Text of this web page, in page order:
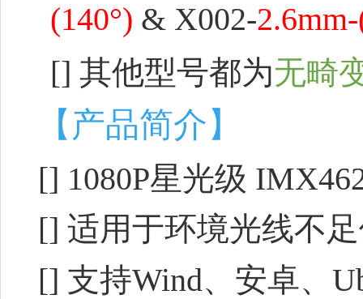
(140°) & X002-
[] 其他型号都为无畸
【产品简介】
[] 1080P星光级
[] 适用于环境光线不
[] 支持Wind、安卓、